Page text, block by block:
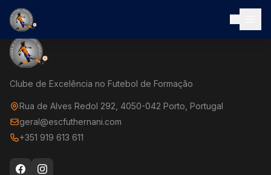
Clube de Excelência no Futebol de Formação
Rua de Alves Redol 292, 4050-042 Porto, Portugal
geral@escfuthernani.com
+351 919 613 611